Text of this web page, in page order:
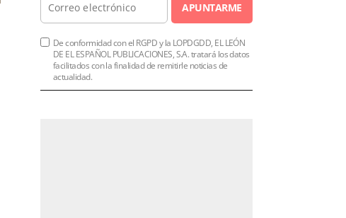
APUNTARME
De conformidad con el RGPD y la LOPDGDD, EL LEÓN
DE EL ESPAÑOL PUBLICACIONES, S.A. tratará los datos
facilitados con la finalidad de remitirle noticias de
actualidad.